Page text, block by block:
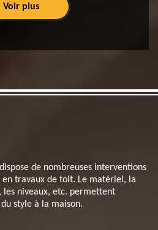
Voir plus
de nombreuses interventions
en travaux de toit. Le matériel, la
niveaux, etc. permettent
style à la maison.